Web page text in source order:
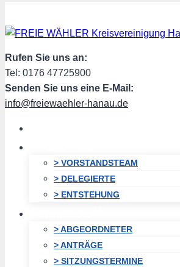
Inhalt
springen
Rufen Sie uns an:
Tel: 0176 47725900
Senden Sie uns eine E-Mail:
info@freiewaehler-hanau.de
> VORSTANDSTEAM
> DELEGIERTE
> ENTSTEHUNG
> ABGEORDNETER
> ANTRÄGE
> SITZUNGSTERMINE